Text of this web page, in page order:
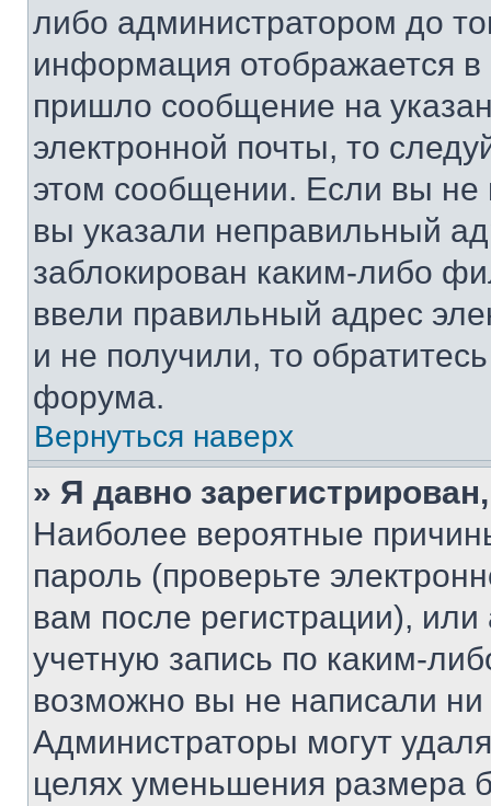
либо администратором до
информация отображается
пришло сообщение на
электронной почты, то
этом сообщении. Если вы
вы указали неправильный
заблокирован каким-либо
ввели правильный адрес
и не получили, то
форума.
Вернуться наверх
» Я давно
Наиболее вероятные
пароль (проверьте
вам после регистрации),
учетную запись по каким-
возможно вы не написали
Администраторы могут
целях уменьшения размера